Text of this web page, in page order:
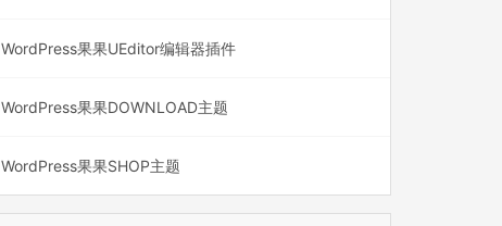
WordPress果果UEditor编辑器插件
WordPress果果DOWNLOAD主题
WordPress果果SHOP主题